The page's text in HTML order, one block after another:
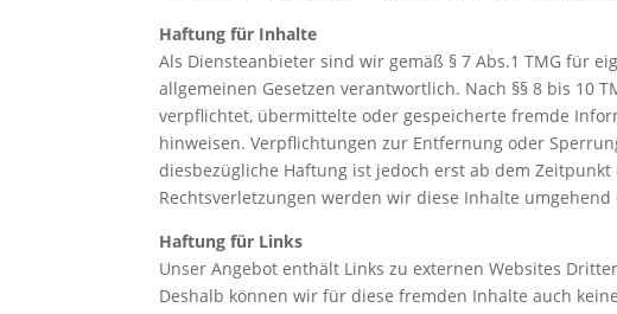
Haftung für Inhalte
Als Diensteanbieter sind wir gemäß § 7 Abs.1 TMG für
allgemeinen Gesetzen verantwortlich. Nach §§ 8 bis 10
verpflichtet, übermittelte oder gespeicherte fremde
hinweisen. Verpflichtungen zur Entfernung oder
diesbezügliche Haftung ist jedoch erst ab dem
Rechtsverletzungen werden wir diese Inhalte
Haftung für Links
Unser Angebot enthält Links zu externen Websites
Deshalb können wir für diese fremden Inhalte auch